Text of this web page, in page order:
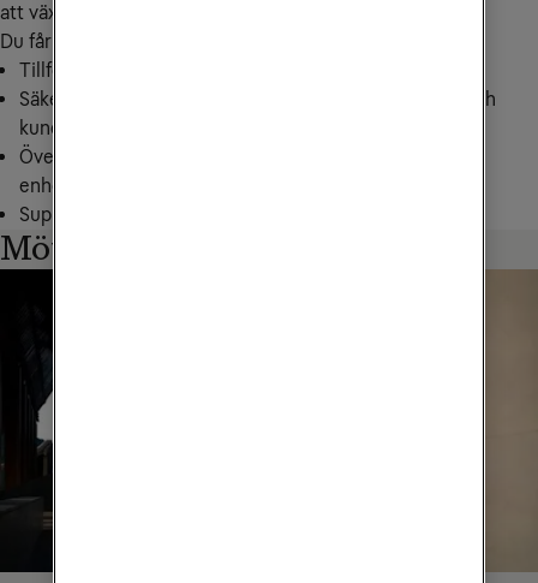
att växa och utevecklas.
Du får:
Tillförlitlig uppkoppling via SIM-kort och eSIM
Säker dataöverföring som skyddar både verksamhet och
kunddata
Övervakning och kontroll av ditt företags uppkopplade
enheter i realtid
Support dygnet runt
Möt våra kunder